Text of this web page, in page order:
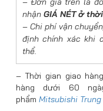
nhận GIÁ NÉT ở
– Chi phí vận
định chính xác khi
thể.
– Thời gian giao
hàng dưới 60
phẩm Mitsubishi Trung